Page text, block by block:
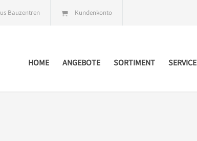
Bauzentren Kundenkonto
HOME ANGEBOTE SORTIMENT SERVICE